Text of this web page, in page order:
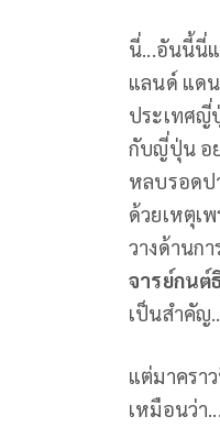
นี่...อันนี้นี่
แลนด์ แดน
ประเทศญี่
กับญี่ปุ่น อย่
หลบรอดป
ด้วยเหตุเ
วางด้านก
จารย์กนต์
เป็นสำคัญ
แต่มาครา
เหมือนว่า